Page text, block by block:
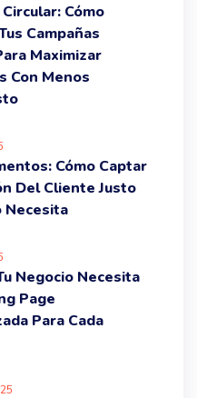
Cómo
Campañas
Maximizar
Con Menos
Cómo Captar
Del Cliente Justo
Necesita
Negocio Necesita
Page
Para Cada